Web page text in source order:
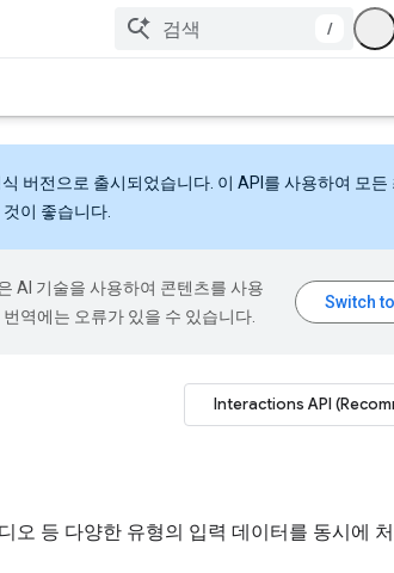
/
식 버전으로 출시되었습니다. 이 API를 사용하여 모든
이 좋습니다.
AI 기술을 사용하여 콘텐츠를 사용
역에는 오류가 있을 수 있습니다.
Interactions API
오 등 다양한 유형의 입력 데이터를 동시에